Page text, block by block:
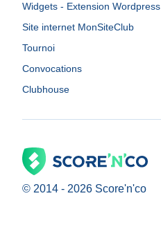
Widgets - Extension Wordpress
Site internet MonSiteClub
Tournoi
Convocations
Clubhouse
© 2014 - 2026 Score'n'co